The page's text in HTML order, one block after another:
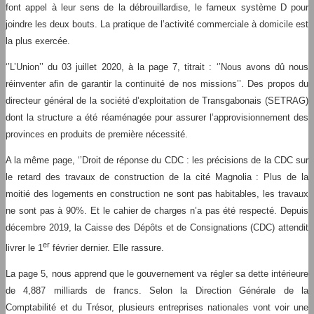
font appel à leur sens de la débrouillardise, le fameux système D pour
joindre les deux bouts. La pratique de l’activité commerciale à domicile est
la plus exercée.
‘’L’Union’’ du 03 juillet 2020, à la page 7, titrait : ‘’Nous avons dû nous
réinventer afin de garantir la continuité de nos missions’’. Des propos du
directeur général de la société d’exploitation de Transgabonais (SETRAG)
dont la structure a été réaménagée pour assurer l’approvisionnement des
provinces en produits de première nécessité.
A la même page, ‘’Droit de réponse du CDC : les précisions de la CDC sur
le retard des travaux de construction de la cité Magnolia : Plus de la
moitié des logements en construction ne sont pas habitables, les travaux
ne sont pas à 90%. Et le cahier de charges n’a pas été respecté. Depuis
décembre 2019, la Caisse des Dépôts et de Consignations (CDC) attendit
livrer le 1er février dernier. Elle rassure.
La page 5, nous apprend que le gouvernement va régler sa dette intérieure
de 4,887 milliards de francs. Selon la Direction Générale de la
Comptabilité et du Trésor, plusieurs entreprises nationales vont voir une